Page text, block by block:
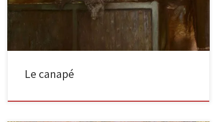
Le canapé